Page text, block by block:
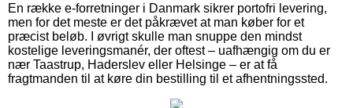
En række e-forretninger i Danmark sikrer portofri levering,
men for det meste er det påkrævet at man køber for et
præcist beløb. I øvrigt skulle man snuppe den mindst
kostelige leveringsmanér, der oftest – uafhængig om du er
nær Taastrup, Haderslev eller Helsinge – er at få
fragtmanden til at køre din bestilling til et afhentningssted.